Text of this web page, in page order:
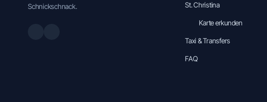
Schnickschnack.
St. Christina
Karte erkunden
Taxi & Transfers
FAQ